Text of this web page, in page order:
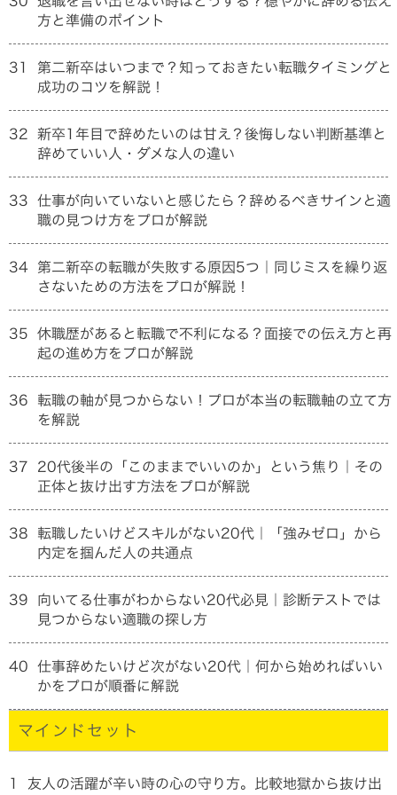
方と準備のポイント
31
第二新卒はいつまで？知っておきたい転職タイミングと
成功のコツを解説！
32 新卒1年目で辞めたいのは甘え？後悔しない判断基準と
辞めていい人・ダメな人の違い
33 仕事が向いていないと感じたら？辞めるべきサインと適
職の見つけ方をプロが解説
34 第二新卒の転職が失敗する原因5つ｜同じミスを繰り返
さないための方法をプロが解説！
35 休職歴があると転職で不利になる？面接での伝え方と再
起の進め方をプロが解説
36 転職の軸が見つからない！プロが本当の転職軸の立て方
を解説
37 20代後半の「このままでいいのか」という焦り｜その
正体と抜け出す方法をプロが解説
38 転職したいけどスキルがない20代｜「強みゼロ」から
内定を掴んだ人の共通点
39 向いてる仕事がわからない20代必見｜診断テストでは
見つからない適職の探し方
40 仕事辞めたいけど次がない20代｜何から始めればいい
かをプロが順番に解説
マインドセット
1
友人の活躍が辛い時の心の守り方。比較地獄から抜け出